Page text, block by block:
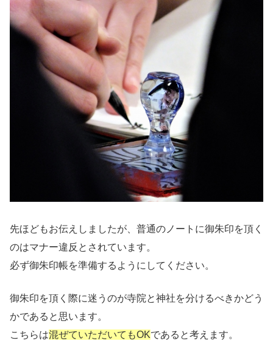
先ほどもお伝えしましたが、普通のノートに御朱印を頂く
のはマナー違反とされています。
必ず御朱印帳を準備するようにしてください。
御朱印を頂く際に迷うのが寺院と神社を分けるべきかどう
かであると思います。
こちらは混ぜていただいてもOKであると考えます。